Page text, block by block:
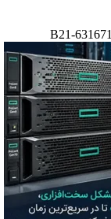
631671-B21